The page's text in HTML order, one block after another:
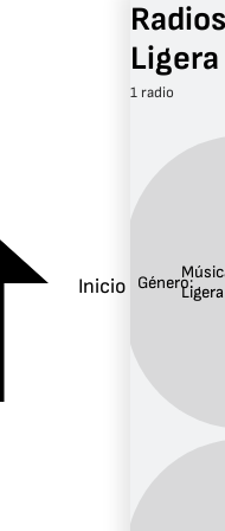
Inicio
Ligera
1 radio
Género:Ligera